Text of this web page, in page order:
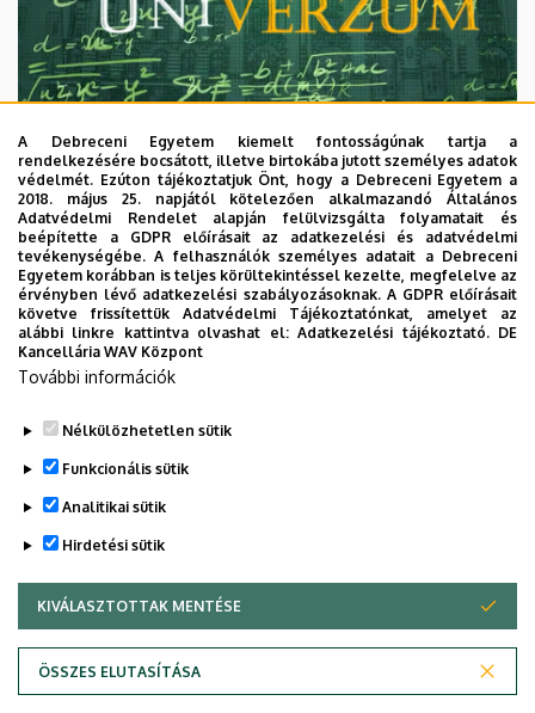
2026. augusztus 7.
Univerzum: A Debreceni Egyetem
titkos receptjei
KUTATÁS TUDOMÁNY
A Debreceni Egyetem kiemelt fontosságúnak tartja a
rendelkezésére bocsátott, illetve birtokába jutott személyes adatok
védelmét. Ezúton tájékoztatjuk Önt, hogy a Debreceni Egyetem a
2018. május 25. napjától kötelezően alkalmazandó Általános
Adatvédelmi Rendelet alapján felülvizsgálta folyamatait és
beépítette a GDPR előírásait az adatkezelési és adatvédelmi
tevékenységébe. A felhasználók személyes adatait a Debreceni
Egyetem korábban is teljes körültekintéssel kezelte, megfelelve az
érvényben lévő adatkezelési szabályozásoknak. A GDPR előírásait
követve frissítettük Adatvédelmi Tájékoztatónkat, amelyet az
alábbi linkre kattintva olvashat el:Adatkezelési tájékoztató. DE
Kancellária WAV Központ
További információk
Nélkülözhetetlen sütik
Funkcionális sütik
Analitikai sütik
Hirdetési sütik
KIVÁLASZTOTTAK MENTÉSE
ÖSSZES ELUTASÍTÁSA
WITHDRAW CONSENT